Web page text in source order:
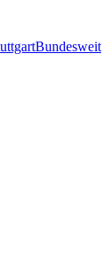
Bundesweit